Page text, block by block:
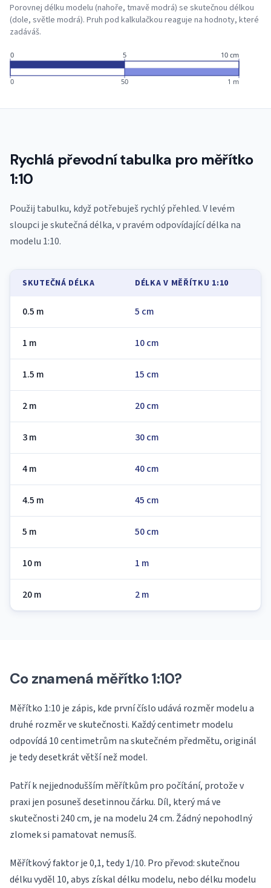
Porovnej délku modelu (nahoře, tmavě modrá) se skutečnou délkou
(dole, světle modrá). Pruh pod kalkulačkou reaguje na hodnoty, které
zadáváš.
0
0
5
50
10 cm
1 m
Rychlá převodní tabulka pro měřítko
1:10
Použij tabulku, když potřebuješ rychlý přehled. V levém
sloupci je skutečná délka, v pravém odpovídající délka na
modelu 1:10.
SKUTEČNÁ DÉLKA DÉLKA V MĚŘÍTKU 1:10
0.5 m 5 cm
1 m 10 cm
1.5 m 15 cm
2 m 20 cm
3 m 30 cm
4 m 40 cm
4.5 m 45 cm
5 m 50 cm
10 m 1 m
20 m 2 m
Co znamená měřítko 1:10?
Měřítko 1:10 je zápis, kde první číslo udává rozměr modelu a
druhé rozměr ve skutečnosti. Každý centimetr modelu
odpovídá 10 centimetrům na skutečném předmětu, originál
je tedy desetkrát větší než model.
Patří k nejjednodušším měřítkům pro počítání, protože v
praxi jen posuneš desetinnou čárku. Díl, který má ve
skutečnosti 240 cm, je na modelu 24 cm. Žádný nepohodlný
zlomek si pamatovat nemusíš.
Měřítkový faktor je 0,1, tedy 1/10. Pro převod: skutečnou
délku vyděl 10, abys získal délku modelu, nebo délku modelu